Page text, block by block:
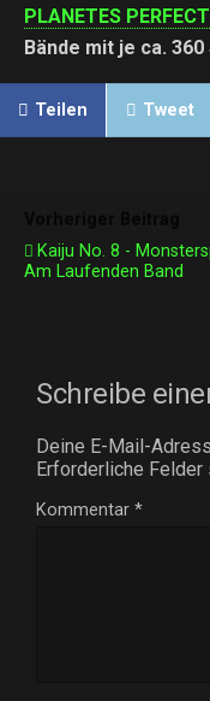
PLANETES
Bände mit je ca.
Teilen Tweet
Kaiju No. 8 -
Am Laufenden Band
Schreibe
Deine E-Mail-
Erforderliche Felder
Kommentar *